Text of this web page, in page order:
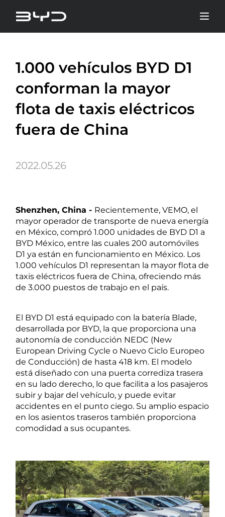
1.000 vehículos BYD D1
conforman la mayor
flota de taxis eléctricos
fuera de China
2022.05.26
Shenzhen, China - Recientemente, VEMO, el
mayor operador de transporte de nueva energía
en México, compró 1.000 unidades de BYD D1 a
BYD México, entre las cuales 200 automóviles
D1 ya están en funcionamiento en México. Los
1.000 vehículos D1 representan la mayor flota de
taxis eléctricos fuera de China, ofreciendo más
de 3.000 puestos de trabajo en el país.
El BYD D1 está equipado con la batería Blade,
desarrollada por BYD, la que proporciona una
autonomía de conducción NEDC (New
European Driving Cycle o Nuevo Ciclo Europeo
de Conducción) de hasta 418 km. El modelo
está diseñado con una puerta corrediza trasera
en su lado derecho, lo que facilita a los pasajeros
subir y bajar del vehículo, y puede evitar
accidentes en el punto ciego. Su amplio espacio
en los asientos traseros también proporciona
comodidad a sus ocupantes.